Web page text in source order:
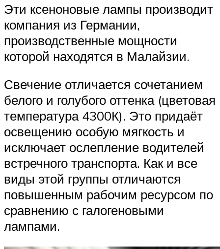
Эти ксеноновые лампы производит
компания из Германии,
производственные мощности
которой находятся в Малайзии.
Свечение отличается сочетанием
белого и голубого оттенка (цветовая
температура 4300К). Это придаёт
освещению особую мягкость и
исключает ослепление водителей
встречного транспорта. Как и все
виды этой группы отличаются
повышенным рабочим ресурсом по
сравнению с галогеновыми
лампами.